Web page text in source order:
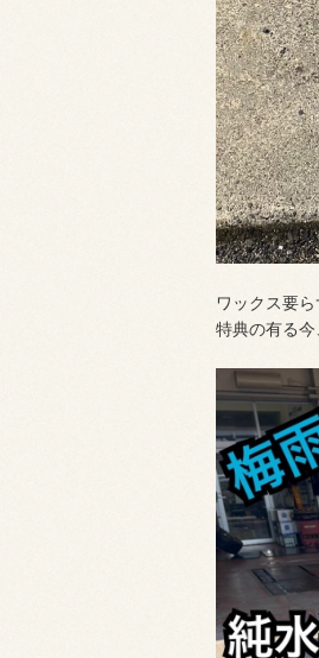
ワックス要
特典の有る